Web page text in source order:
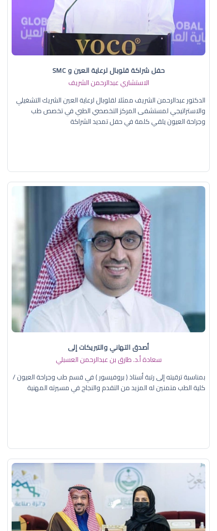
حفل شراكة قلوبال لرعاية العين و SMC
الاستشاري عبدالرحمن الشريف
الدكتور عبدالرحمن الشريف ممثلا لقلوبال لرعاية العين الشريك التشغيلي
والاستراتيجي لمستشفى المركز التخصصي الطبي في تخصص طب
وجراحة العيون يلقي كلمة في حفل تمديد الشراكة
أصدق التهاني والتبريكات إلى
سعادة أ.د. ​طارق بن عبدالرحمن العسبلي
بمناسبة ترقيته إلى رتبة أستاذ ( بروفيسور ) في قسم طب وجراحة العيون /
كلية الطب متمنين له المزيد من التقدم والنجاح في مسيرته المهنية